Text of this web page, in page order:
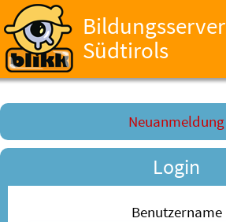
Bildungsserver
Südtirols
Neuanmeldung
Login
Benutzername